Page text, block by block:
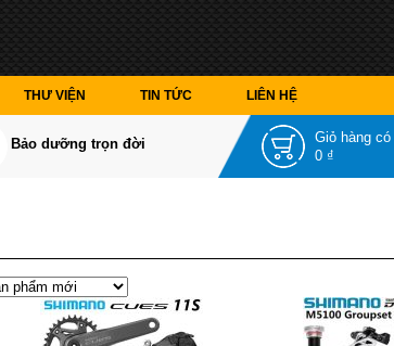
THƯ VIỆN TIN TỨC LIÊN HỆ
Bảo dưỡng trọn đời Giỏ hàng có
0 ₫